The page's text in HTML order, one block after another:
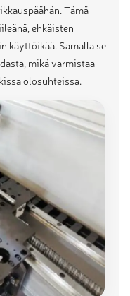
Tämä
ehkäisten
käyttöikää. Samalla se
mikä varmistaa
olosuhteissa.